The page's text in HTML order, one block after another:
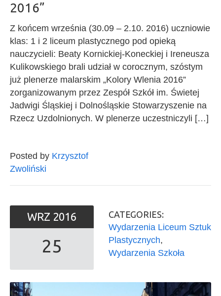
2016”
Z końcem września (30.09 – 2.10. 2016) uczniowie
klas: 1 i 2 liceum plastycznego pod opieką
nauczycieli: Beaty Kornickiej-Koneckiej i Ireneusza
Kulikowskiego brali udział w corocznym, szóstym
już plenerze malarskim „Kolory Wlenia 2016”
zorganizowanym przez Zespół Szkół im. Świetej
Jadwigi Śląskiej i Dolnośląskie Stowarzyszenie na
Rzecz Uzdolnionych. W plenerze uczestniczyli […]
Posted by Krzysztof
Zwoliński
WRZ 2016
25
CATEGORIES:
Wydarzenia Liceum Sztuk
Plastycznych,
Wydarzenia Szkoła